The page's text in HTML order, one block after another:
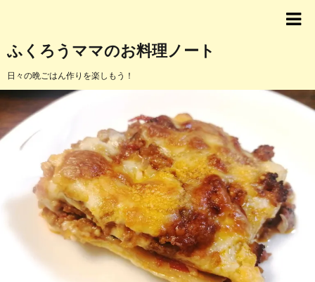
ふくろうママのお料理ノート
日々の晩ごはん作りを楽しもう！